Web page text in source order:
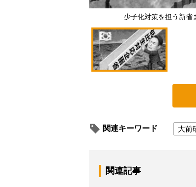
少子化対策を担う新省
関連キーワード 大前
関連記事